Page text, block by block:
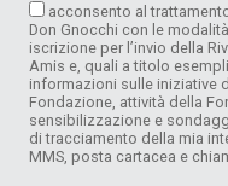
acconsento al
Don Gnocchi con le
iscrizione per l’invio della
Amis e, quali a titolo
informazioni sulle iniziative
Fondazione, attività della
sensibilizzazione e
di tracciamento della mia
MMS, posta cartacea e